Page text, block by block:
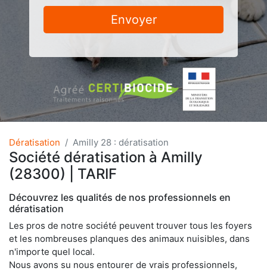
Envoyer
Dératisation Amilly 28 : dératisation
Société dératisation à Amilly
(28300) | TARIF
Découvrez les qualités de nos professionnels en
dératisation
Les pros de notre société peuvent trouver tous les foyers
et les nombreuses planques des animaux nuisibles, dans
n'importe quel local.
Nous avons su nous entourer de vrais professionnels,